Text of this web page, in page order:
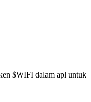
$WIFI dalam apl untuk